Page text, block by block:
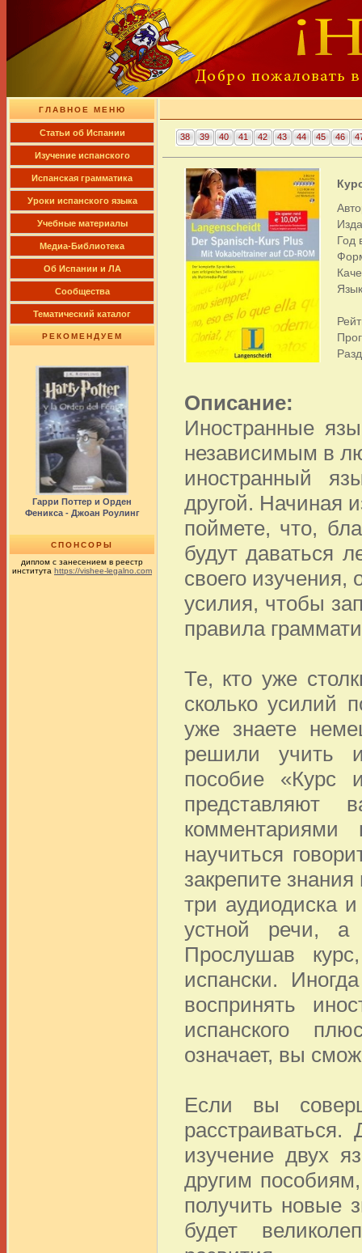
ГЛАВНОЕ МЕНЮ
Cтатьи об Испании
Изучение испанского
Испанская грамматика
Уроки испанского языка
Учебные материалы
Медиа-Библиотека
Об Испании и ЛА
Сообщества
Тематический каталог
РЕКОМЕНДУЕМ
Гарри Поттер и Орден
Феникса - Джоан Роулинг
СПОНСОРЫ
диплом с занесением в реестр
института https://vishee-legalno.com
38 39 40 41 42 43 44 45 46
Год
Описание:
Иностранные
независимым в
иностранный
другой. Начиная
поймете, что,
будут даваться
своего
усилия, чтобы
правила
Те, кто уже
сколько усилий
уже знаете
решили учить
пособие «Курс
представляют
научиться
закрепите
три аудиодиска
устной речи, а
Прослушав
испански.
воспринять
испанского
означает, вы
Если вы
изучение двух
другим
получить новые
будет